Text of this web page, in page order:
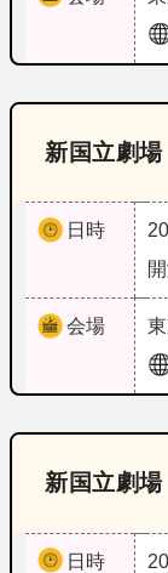
新国立劇場
日時
会場
新国立劇場
日時